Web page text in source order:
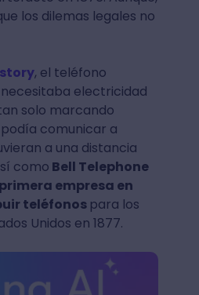
los dilemas legales no
, el teléfono
electricidad
solo marcando
comunicar a
a una distancia
como Bell Telephone
empresa en
teléfonos para los
Unidos en 1877.